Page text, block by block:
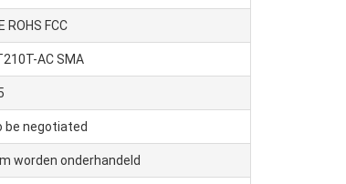
ROHS FCC
AC SMA
be negotiated
worden onderhandeld